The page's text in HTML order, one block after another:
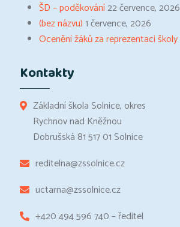
ŠD – poděkování22 července, 2026
(bez názvu)1 července, 2026
Ocenění žáků za reprezentaci školy
Kontakty
Základní škola Solnice, okres
Rychnov nad Kněžnou
Dobrušská 81 517 01 Solnice
reditelna@zssolnice.cz
uctarna@zssolnice.cz
+420 494 596 740 – ředitel